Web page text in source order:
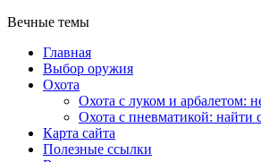
Вечные темы
Главная
Выбор оружия
Охота
Охота с луком и арбалетом:
Охота с пневматикой:
Карта сайта
Полезные ссылки